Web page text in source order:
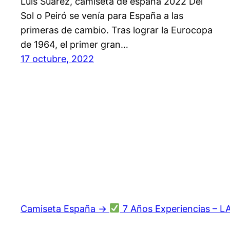
Sol o Peiró se venía para España a las
primeras de cambio. Tras lograr la Eurocopa
de 1964, el primer gran…
17 octubre, 2022
Camiseta España → 7 Años Experiencias –